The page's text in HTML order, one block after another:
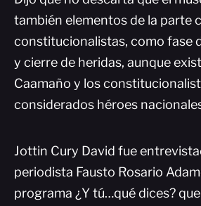
también elementos de la parte
constitucionalistas, como fase
y cierre de heridas, aunque
Caamaño y los
considerados héroes
Jottin Cury David fue
periodista Fausto Rosario
programa ¿Y tú…qué dices?